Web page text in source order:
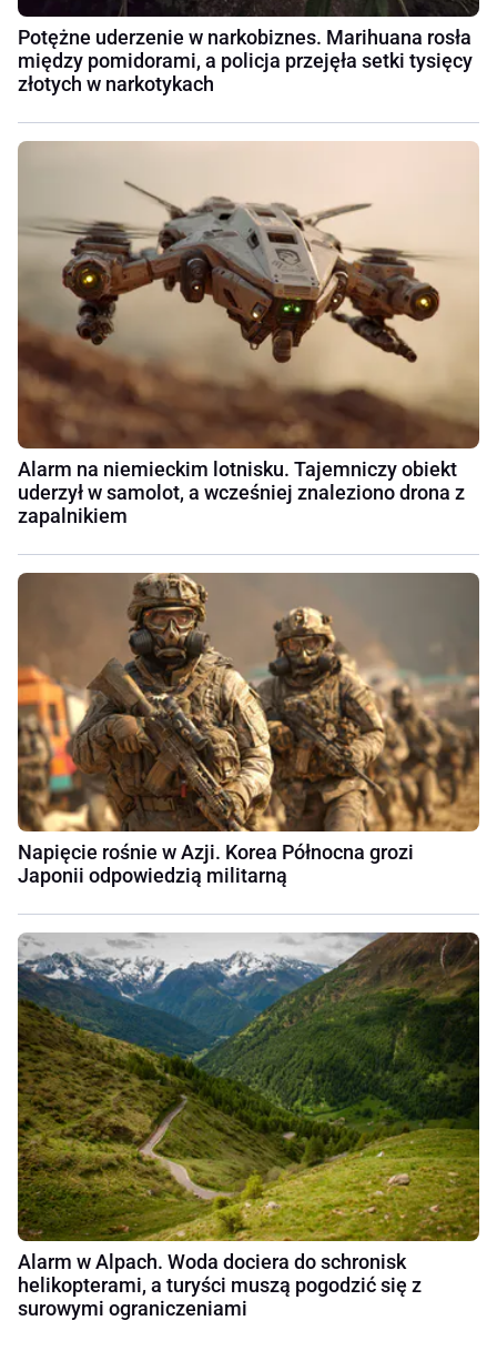
Potężne uderzenie w narkobiznes. Marihuana rosła
między pomidorami, a policja przejęła setki tysięcy
złotych w narkotykach
Alarm na niemieckim lotnisku. Tajemniczy obiekt
uderzył w samolot, a wcześniej znaleziono drona z
zapalnikiem
Napięcie rośnie w Azji. Korea Północna grozi
Japonii odpowiedzią militarną
Alarm w Alpach. Woda dociera do schronisk
helikopterami, a turyści muszą pogodzić się z
surowymi ograniczeniami